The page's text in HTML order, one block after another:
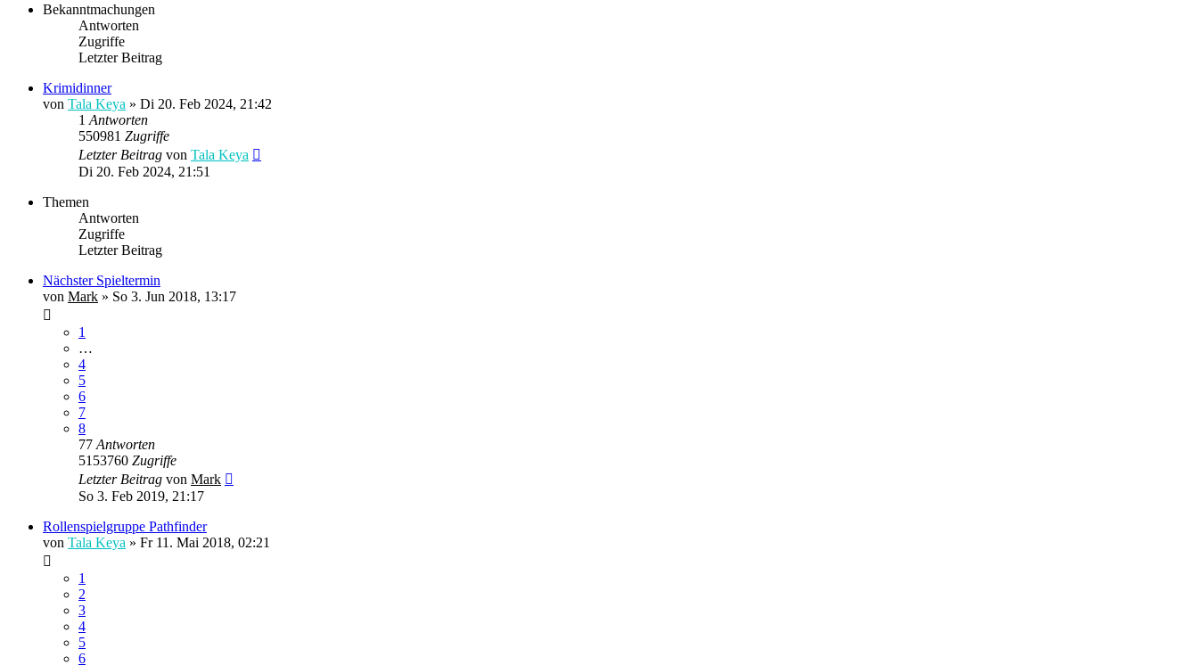
Bekanntmachungen
Antworten
Zugriffe
Letzter Beitrag
Krimidinner
von Tala Keya » Di 20. Feb 2024, 21:42
1 Antworten
550981 Zugriffe
Letzter Beitrag von Tala Keya
Di 20. Feb 2024, 21:51
Themen
Antworten
Zugriffe
Letzter Beitrag
Nächster Spieltermin
von Mark » So 3. Jun 2018, 13:17
1
…
4
5
6
7
8
77 Antworten
5153760 Zugriffe
Letzter Beitrag von Mark
So 3. Feb 2019, 21:17
Rollenspielgruppe Pathfinder
von Tala Keya » Fr 11. Mai 2018, 02:21
1
2
3
4
5
6